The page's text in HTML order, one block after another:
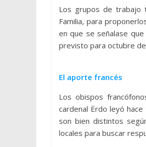
Los grupos de trabajo
Familia, para
en que se señalase
previsto para octubre
El aporte francés
Los obispos
cardenal Ërdo leyó
son bien distintos
locales para buscar